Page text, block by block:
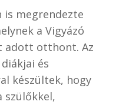
is megrendezte
a Vigyázó
adott otthont. Az
és
készültek, hogy
szülőkkel,